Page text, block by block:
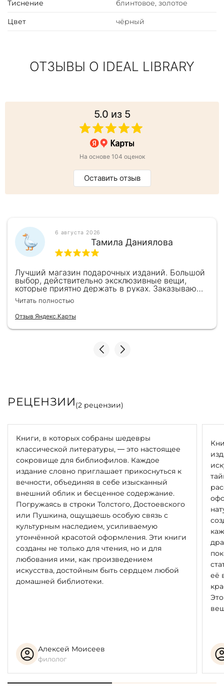
Тиснение блинтовое, золотое
Цвет чёрный
ОТЗЫВЫ О IDEAL LIBRARY
5.0 из 5
На основе 104 оценок
Оставить отзыв
6 августа 2026
Тамила Даниялова
Лучший магазин подарочных изданий. Большой
выбор, действительно эксклюзивные вещи,
которые приятно держать в руках. Заказываю
здесь уже второй раз для бизнес-партнеров,
всегда всё безупречно — от общения с
консультантами до качества самих книг.
Однозначно рекомендую
Читать полностью
Отзыв Яндекс.Карты
РЕЦЕНЗИИ(2 рецензии)
Книги, в которых собраны шедевры
классической литературы, — это настоящее
сокровище для библиофилов. Каждое
издание словно приглашает прикоснуться к
вечности, объединяя в себе изысканный
внешний облик и бесценное содержание.
Погружаясь в строки Толстого, Достоевского
или Пушкина, ощущаешь особую связь с
культурным наследием, усиливаемую
утончённой красотой оформления. Эти книги
созданы не только для чтения, но и для
любования ими, как произведением
искусства, достойным быть сердцем любой
домашней библиотеки.
Алексей Моисеев
филолог
её